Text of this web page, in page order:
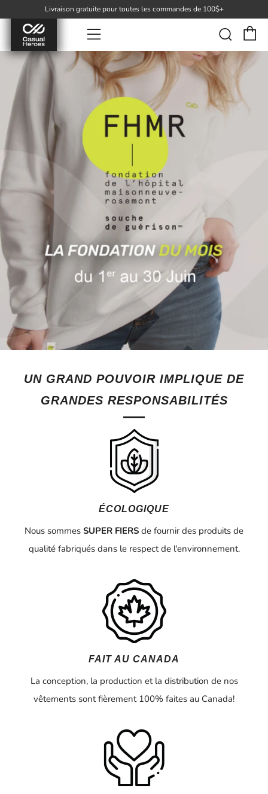
Livraison gratuite pour toutes les commandes de 100$+
Menu
UN GRAND POUVOIR IMPLIQUE DE
GRANDES RESPONSABILITÉS
ÉCOLOGIQUE
Nous sommes SUPER FIERS de fournir des produits de
qualité fabriqués dans le respect de l'environnement.
FAIT AU CANADA
La conception, la production et la distribution de nos
vêtements sont fièrement 100% faites au Canada!